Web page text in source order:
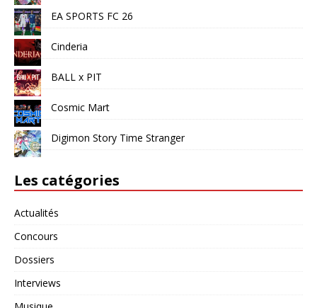
EA SPORTS FC 26
Cinderia
BALL x PIT
Cosmic Mart
Digimon Story Time Stranger
Les catégories
Actualités
Concours
Dossiers
Interviews